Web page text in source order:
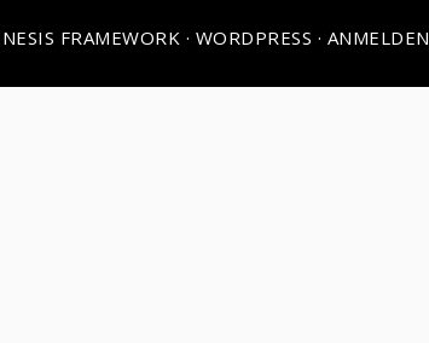
FRAMEWORK · WORDPRESS · ANMELDEN